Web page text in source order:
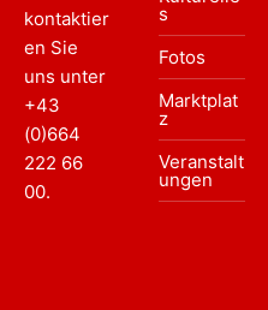
kontaktier
en Sie
uns unter
+43
(0)664
222 66
00.
s
Fotos
Marktplat
z
Veranstalt
ungen